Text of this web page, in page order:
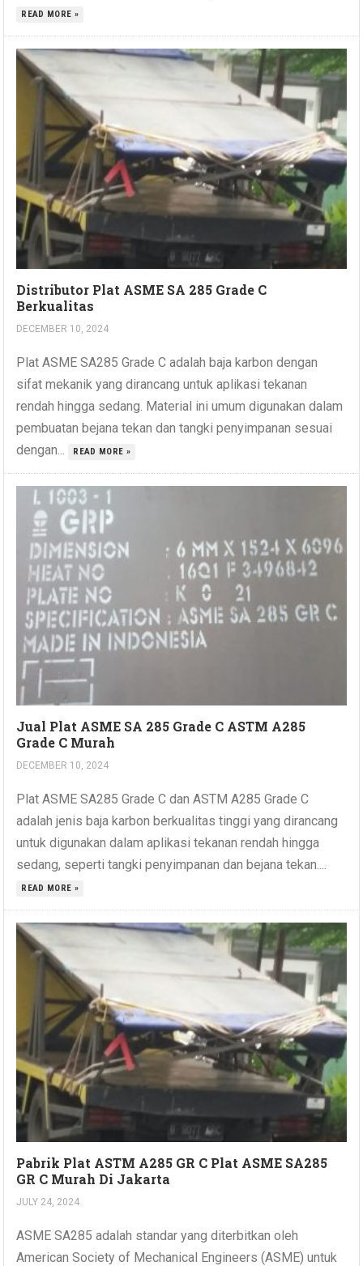
READ MORE »
Distributor Plat ASME SA 285 Grade C
Berkualitas
DECEMBER 10, 2024
Plat ASME SA285 Grade C adalah baja karbon dengan
sifat mekanik yang dirancang untuk aplikasi tekanan
rendah hingga sedang. Material ini umum digunakan dalam
pembuatan bejana tekan dan tangki penyimpanan sesuai
dengan...
READ MORE »
Jual Plat ASME SA 285 Grade C ASTM A285
Grade C Murah
DECEMBER 10, 2024
Plat ASME SA285 Grade C dan ASTM A285 Grade C
adalah jenis baja karbon berkualitas tinggi yang dirancang
untuk digunakan dalam aplikasi tekanan rendah hingga
sedang, seperti tangki penyimpanan dan bejana tekan....
READ MORE »
Pabrik Plat ASTM A285 GR C Plat ASME SA285
GR C Murah Di Jakarta
JULY 24, 2024
ASME SA285 adalah standar yang diterbitkan oleh
American Society of Mechanical Engineers (ASME) untuk